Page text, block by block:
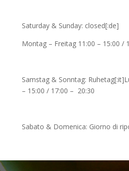
Saturday & Sunday: closed[:de]
Montag – Freitag 11:00 – 15:00 /
Samstag & Sonntag:
– 15:00 / 17:00 – 20:30
Sabato & Domenica: Giorno di